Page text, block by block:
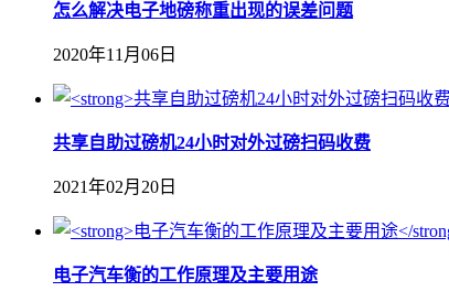
怎么解决电子地磅称重出现的误差问题
2020年11月06日
共享自助过磅机24小时对外过磅扫码收费
2021年02月20日
​电子汽车衡的工作原理及主要用途